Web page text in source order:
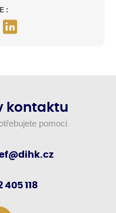
kontaktu
pomoci
405 118